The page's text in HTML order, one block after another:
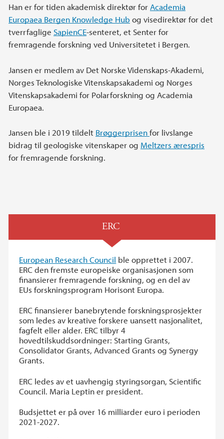
Han er for tiden akademisk direktør forAcademia
Europaea Bergen Knowledge Hub og visedirektør for det
tverrfaglige SapienCE-senteret, et Senter for
fremragende forskning ved Universitetet i Bergen.
Jansen er medlem av Det Norske Videnskaps-Akademi,
Norges Teknologiske Vitenskapsakademi og Norges
Vitenskapsakademi for Polarforskning og Academia
Europaea.
Jansen ble i 2019 tildelt Brøggerprisenfor livslange
bidrag til geologiske vitenskaper og Meltzers ærespris
for fremragende forskning.
ERC
European Research Council ble opprettet i 2007.
ERC den fremste europeiske organisasjonen som
finansierer fremragende forskning, og en del av
EUs forskningsprogram Horisont Europa.
ERC finansierer banebrytende forskningsprosjekter
som ledes av kreative forskere uansett nasjonalitet,
fagfelt eller alder. ERC tilbyr 4
hovedtilskuddsordninger: Starting Grants,
Consolidator Grants, Advanced Grants og Synergy
Grants.
ERC ledes av et uavhengig styringsorgan, Scientific
Council. Maria Leptin er president.
Budsjettet er på over 16 milliarder euro i perioden
2021-2027.